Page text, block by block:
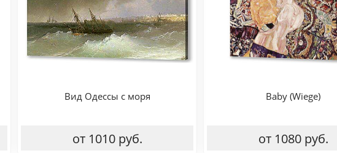
Вид Одессы с моря
от 1010 руб.
Baby (Wiege)
от 1080 руб.